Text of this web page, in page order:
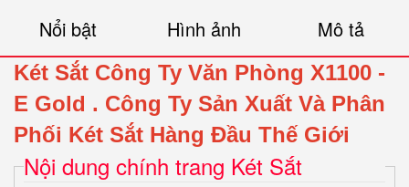
Nổi bật Hình ảnh Mô tả
Két Sắt Công Ty Văn Phòng X1100 -
E Gold . Công Ty Sản Xuất Và Phân
Phối Két Sắt Hàng Đầu Thế Giới
Nội dung chính trang Két Sắt